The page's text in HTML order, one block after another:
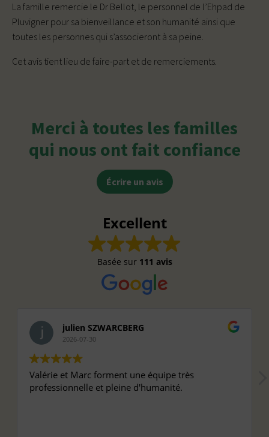
La famille remercie le Dr Bellot, le personnel de l’Ehpad de
Pluvigner pour sa bienveillance et son humanité ainsi que
toutes les personnes qui s’associeront à sa peine.
Cet avis tient lieu de faire-part et de remerciements.
Merci à toutes les familles
qui nous ont fait confiance
Écrire un avis
Excellent
Basée sur 111 avis
julien SZWARCBERG
2026-07-30
Valérie et Marc forment une équipe très
professionnelle et pleine d'humanité.